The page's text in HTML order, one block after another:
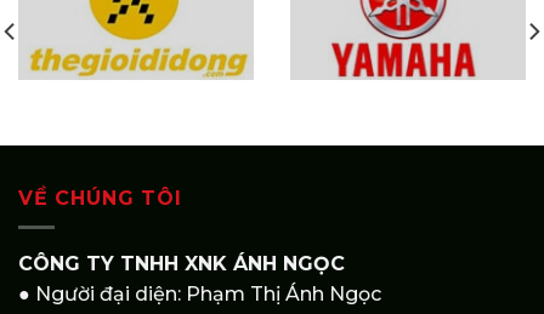
VỀ CHÚNG TÔI
CÔNG TY TNHH XNK ÁNH NGỌC
● Người đại diện: Phạm Thị Ánh Ngọc